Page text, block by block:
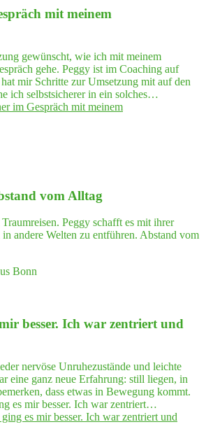
mit mei­nem
gewünscht, wie ich mit meinem
gehe. Peggy ist im Coaching auf
mir Schritte zur Umsetzung mit auf den
ich selbstsicherer in ein solches…
im Gespräch mit mei­nem
vom Alltag
Peggy schafft es mit ihrer
andere Welten zu entführen. Abstand vom
Bonn
bes­ser. Ich war zen­triert und
nervöse Unruhezustände und leichte
eine ganz neue Erfahrung: still liegen, in
dass etwas in Bewegung kommt.
es mir besser. Ich war zentriert…
es mir bes­ser. Ich war zen­triert und